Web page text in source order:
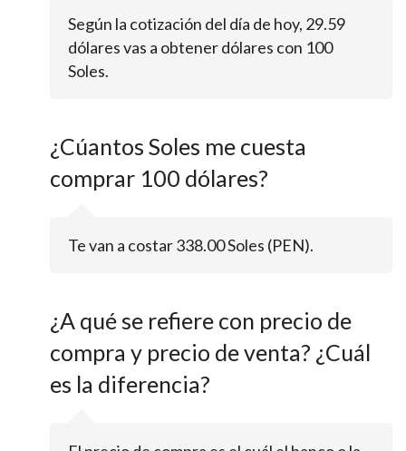
Según la cotización del día de hoy, 29.59
dólares vas a obtener dólares con 100
Soles.
¿Cúantos Soles me cuesta
comprar 100 dólares?
Te van a costar 338.00 Soles (PEN).
¿A qué se refiere con precio de
compra y precio de venta? ¿Cuál
es la diferencia?